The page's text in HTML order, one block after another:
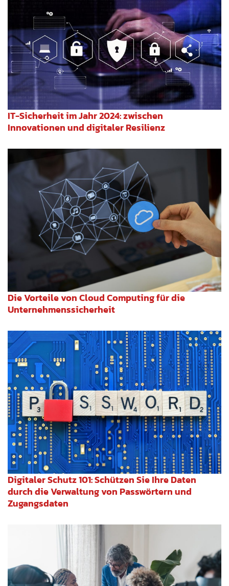
IT-Sicherheit im Jahr 2024: zwischen
Innovationen und digitaler Resilienz
Die Vorteile von Cloud Computing für die
Unternehmenssicherheit
Digitaler Schutz 101: Schützen Sie Ihre Daten
durch die Verwaltung von Passwörtern und
Zugangsdaten